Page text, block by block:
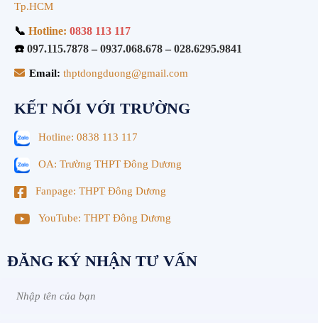
Tp.HCM
📞 Hotline: 0838 113 117
☎️ 097.115.7878–0937.068.678–028.6295.9841
Email: thptdongduong@gmail.com
KẾT NỐI VỚI TRƯỜNG
Hotline: 0838 113 117
OA: Trường THPT Đông Dương
Fanpage: THPT Đông Dương
YouTube: THPT Đông Dương
ĐĂNG KÝ NHẬN TƯ VẤN